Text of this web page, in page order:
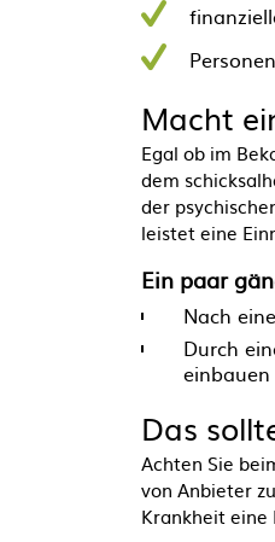
Macht
Egal ob im
dem
der
leistet eine
Ein paar
Nach
Durch
Das
Achten Sie
von Anbieter
Krankheit